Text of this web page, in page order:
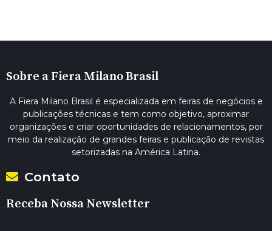
Sobre a Fiera Milano Brasil
A Fiera Milano Brasil é especializada em feiras de negócios e
publicações técnicas e tem como objetivo, aproximar
organizações e criar oportunidades de relacionamentos, por
meio da realização de grandes feiras e publicação de revistas
setorizadas na América Latina.
Contato
Receba Nossa Newsletter